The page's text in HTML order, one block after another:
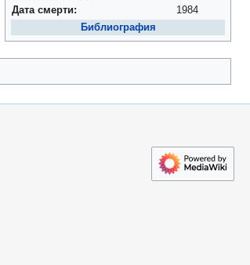
Дата смерти:
1984
Библиография